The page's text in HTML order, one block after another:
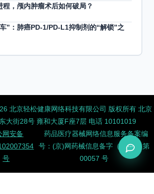
程，颅内肿瘤术后如何破局？
车”：肺癌PD-1/PD-L1抑制剂的“解锁”之
北京轻松健康网络科技有限公司 版权所有 北京
大街28号 雍和大厦F座7层 电话 10101019
网安备
号
药品医疗器械网络信息服务备案编
号：(京)网药械信息备字（2026）第
00057 号